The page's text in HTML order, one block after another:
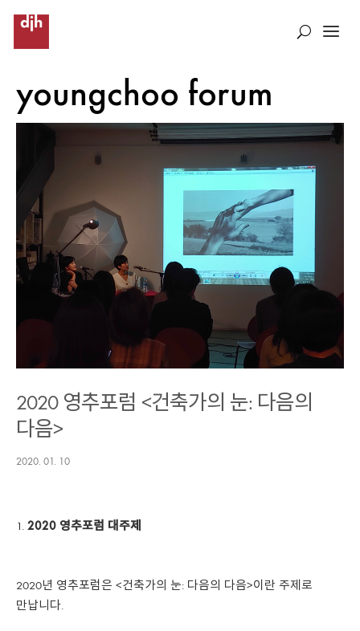
youngchoo forum
2020 영추포럼 <건축가의 눈: 다음의
다음>
2020. 01. 10
2020 영추포럼 대주제
2020년 영추포럼은 <건축가의 눈: 다음의 다음>이란 주제로
만납니다.